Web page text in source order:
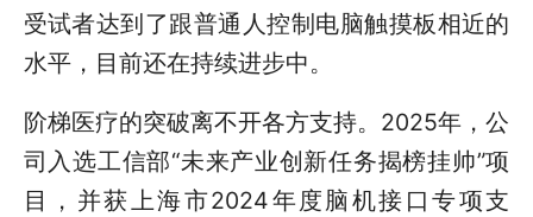
受试者达到了跟普通人控制电脑触摸板相近的
水平，目前还在持续进步中。
阶梯医疗的突破离不开各方支持。2025年，公
司入选工信部“未来产业创新任务揭榜挂帅”项
目，并获上海市2024年度脑机接口专项支